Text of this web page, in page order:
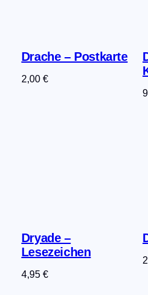
Drache – Postkarte
2,00 €
Dryade –
Lesezeichen
4,95 €